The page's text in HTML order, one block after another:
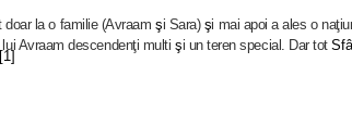
doar la o familie (Avraamşi Sara) şi mai apoi a ales o
Avraam descendenţi multi şi un teren special. Dar tot
[1]